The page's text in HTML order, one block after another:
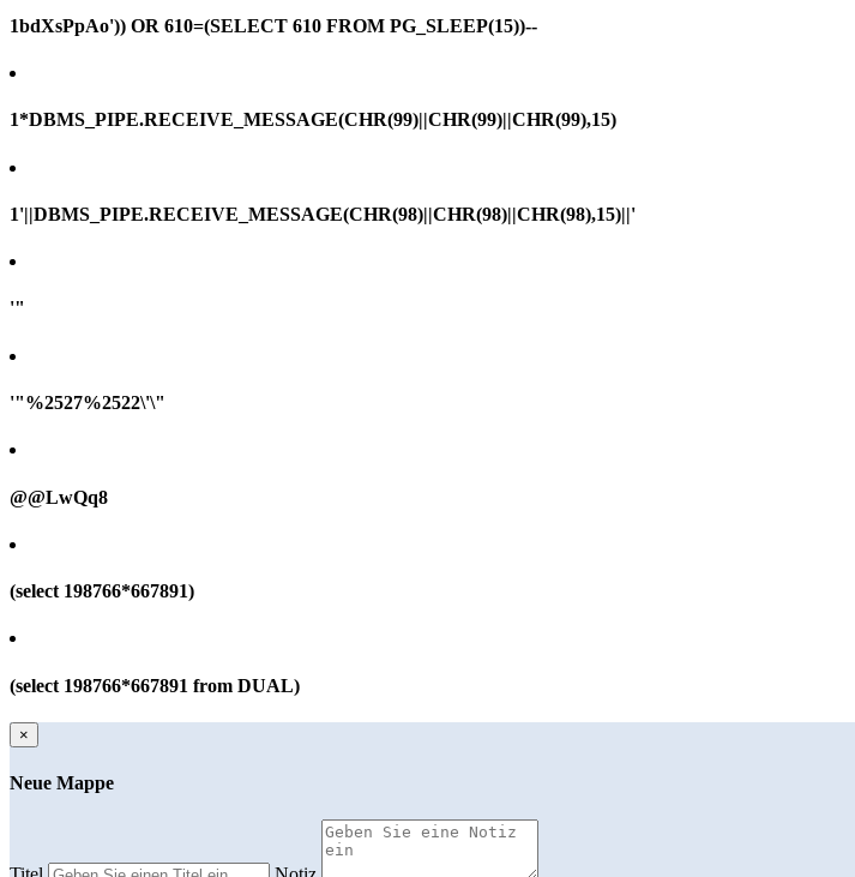
1bdXsPpAo')) OR 610=(SELECT 610 FROM PG_SLEEP(15))--
1*DBMS_PIPE.RECEIVE_MESSAGE(CHR(99)||CHR(99)||CHR(99),15)
1'||DBMS_PIPE.RECEIVE_MESSAGE(CHR(98)||CHR(98)||CHR(98),15)||'
'"
'"%2527%2522\'\"
@@LwQq8
(select 198766*667891)
(select 198766*667891 from DUAL)
×
Neue Mappe